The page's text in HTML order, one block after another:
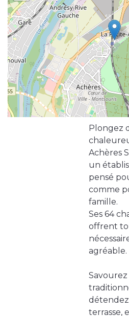
Plongez
Achères
un
pensé
comme
famille.
Ses 64
offrent
agréable.
terrasse,